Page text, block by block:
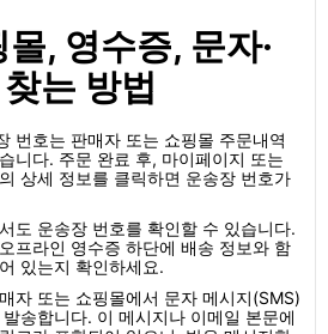
, 영수증, 문자·
는 방법
번호는 판매자 또는 쇼핑몰 주문내역
니다. 주문 완료 후, 마이페이지 또는
상세 정보를 클릭하면 운송장 번호가
도 운송장 번호를 확인할 수 있습니다.
프라인 영수증 하단에 배송 정보와 함
있는지 확인하세요.
자 또는 쇼핑몰에서 문자 메시지(SMS)
송합니다. 이 메시지나 이메일 본문에